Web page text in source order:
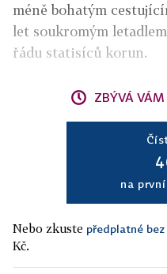
méně bohatým
let soukromým
řádu statisíců korun.
ZBÝVÁ VÁM
na
Nebo zkuste předplatné
Kč.